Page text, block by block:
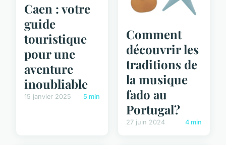
Caen : votre
guide
touristique
pour une
aventure
inoubliable
15 janvier 2025 5 min
Comment
découvrir les
traditions de
la musique
fado au
Portugal?
27 juin 2024 4 min